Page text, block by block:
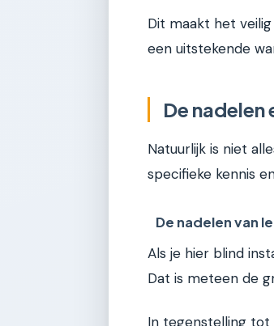
Dit maakt het
een uitstekende
De
Natuurlijk is niet
specifieke kennis
De nadelen van
Als je hier blind
Dat is meteen de
In tegenstelling tot